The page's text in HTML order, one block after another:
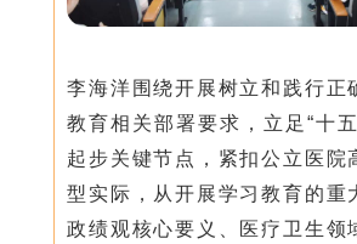
李海洋围绕开展树立和践行正
教育相关部署要求，立足“十
起步关键节点，紧扣公立医院
型实际，从开展学习教育的重
政绩观核心要义、医疗卫生领